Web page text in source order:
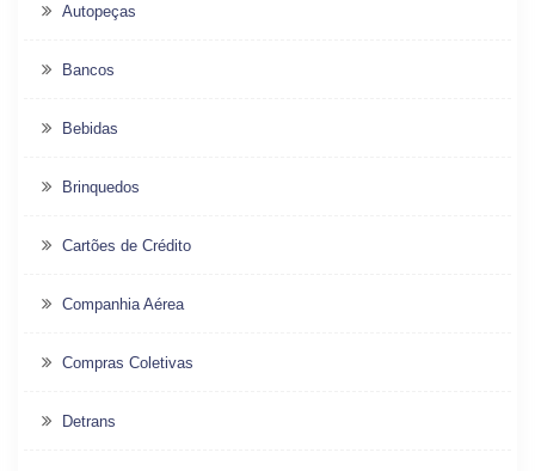
Autopeças
Bancos
Bebidas
Brinquedos
Cartões de Crédito
Companhia Aérea
Compras Coletivas
Detrans